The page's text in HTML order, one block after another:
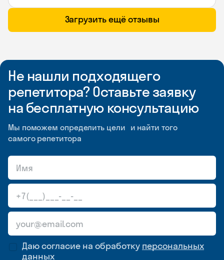
Загрузить ещё отзывы
Не нашли подходящего
репетитора? Оставьте заявку
на бесплатную консультацию
Мы поможем определить цели и найти того
самого репетитора
Даю согласие на обработку персональных
данных